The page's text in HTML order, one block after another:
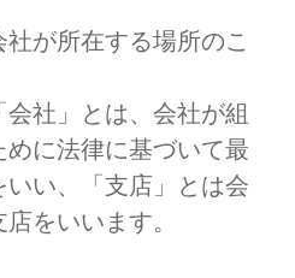
が所在する場所のこ
社」とは、会社が組
に法律に基づいて最
い、「支店」とは会
をいいます。